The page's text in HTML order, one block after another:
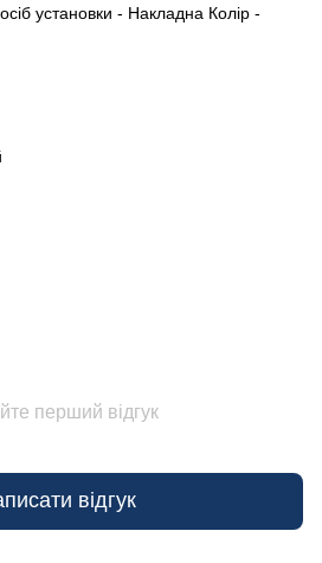
установки - Накладна Колір -
перший відгук
відгук